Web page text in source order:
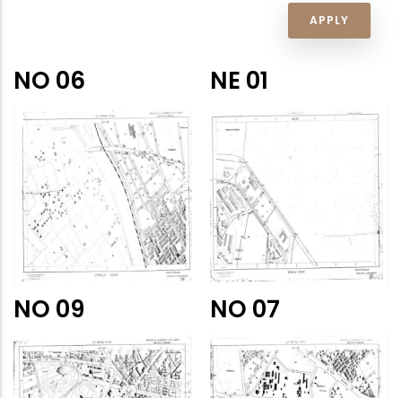
NE 01
NO 06
NO 07
NO 09